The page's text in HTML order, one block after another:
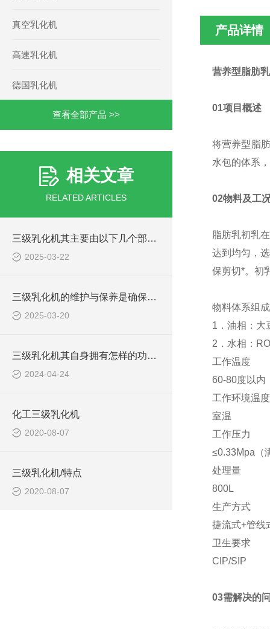
真空乳化机
高速乳化机
德国乳化机
查看全部产品 >>
相关文章
RELATED ARTICLES
三级乳化机其主要由以下几个部分组成
2025-03-22
三级乳化机的维护与保养是确保其长期稳定运行的关键
2025-03-20
三级乳化机其自身拥有怎样的功能呢？
2024-04-24
化工三级乳化机
2020-08-07
三级乳化机/特点
2020-08-07
产品详情
营养型脂肪乳
01项目概述
将营养型脂
水包的体系
02物料及工
脂肪乳初乳
达到均匀，
保剪切*。初
物料体系组成
1．油相：大
2．水相：
工作温度
60-80度以内
工作环境温度
室温
工作压力
≤0.33Mpa（
处理量
800L
生产方式
捷流式+管线
卫生要求
CIP/SIP
03需解决的